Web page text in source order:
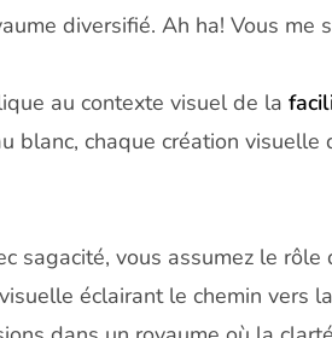
diversifié. Ah ha! Vous me
au contexte visuel de la
blanc, chaque création
sagacité, vous assumez le
éclairant le chemin vers